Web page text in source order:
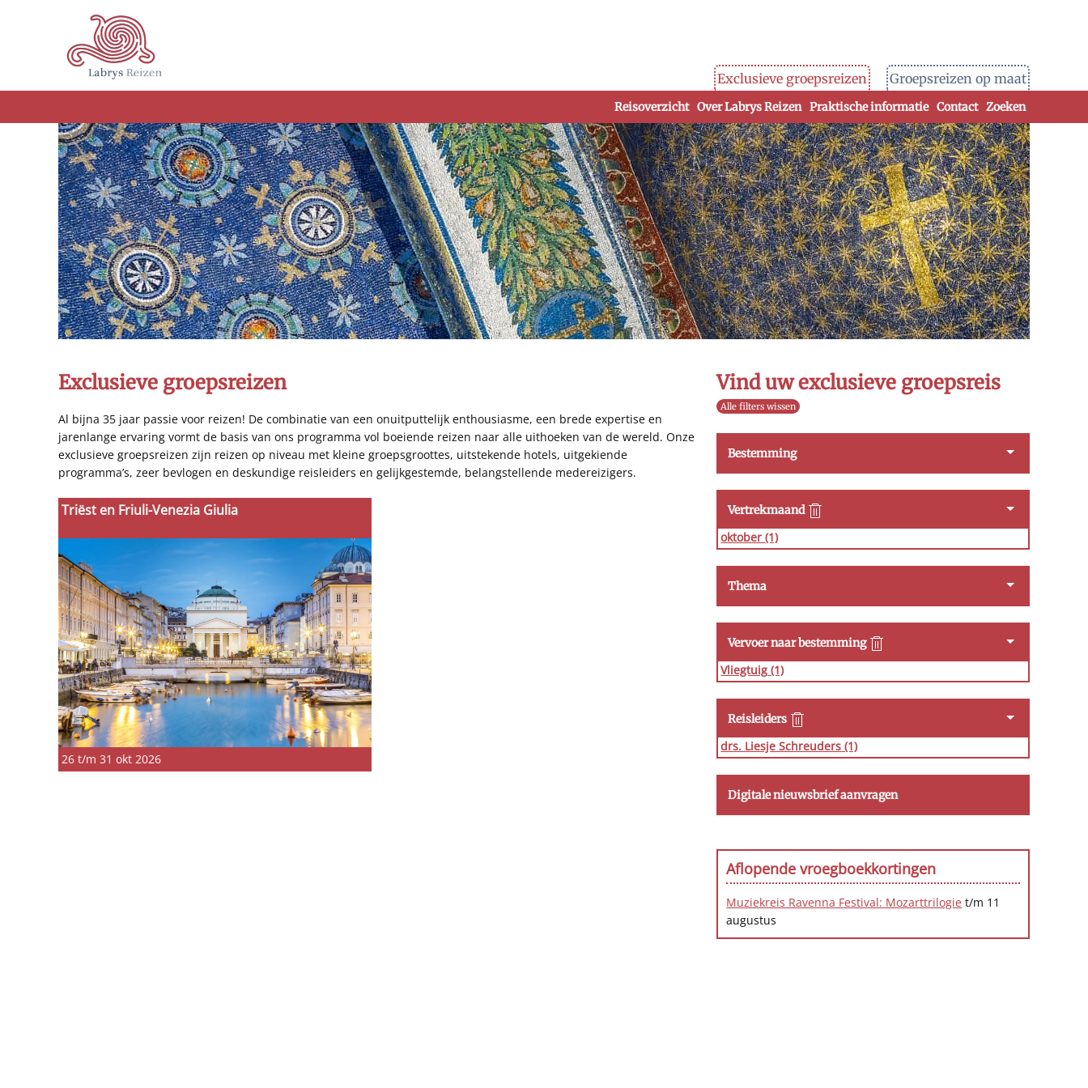
Terug naar hoofdinhoud
Exclusieve groepsreizen Groepsreizen op maat
Reisoverzicht Over Labrys Reizen Praktische informatie Contact Zoeken
Exclusieve groepsreizen
Al bijna 35 jaar passie voor reizen! De combinatie van een onuitputtelijk enthousiasme, een brede expertise en
jarenlange ervaring vormt de basis van ons programma vol boeiende reizen naar alle uithoeken van de wereld. Onze
exclusieve groepsreizen zijn reizen op niveau met kleine groepsgroottes, uitstekende hotels, uitgekiende
programma’s, zeer bevlogen en deskundige reisleiders en gelijkgestemde, belangstellende medereizigers.
Triëst en Friuli-Venezia Giulia
26 t/m 31 okt 2026
Vind uw exclusieve groepsreis
Alle filters wissen
Bestemming
Vertrekmaand
oktober(1)
Thema
Vervoer naar bestemming
Vliegtuig (1)
Reisleiders
drs. Liesje Schreuders (1)
Digitale nieuwsbrief aanvragen
Aflopende vroegboekkortingen
Muziekreis Ravenna Festival: Mozarttrilogie t/m 11
augustus